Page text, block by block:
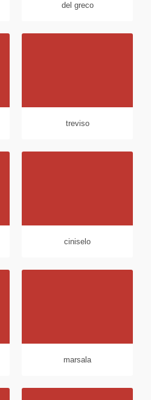
del greco
treviso
ciniselo
marsala